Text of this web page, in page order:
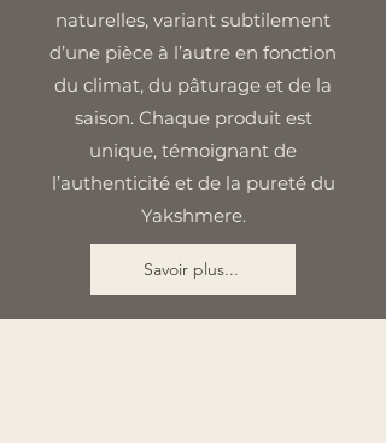
naturelles, variant subtilement
d’une pièce à l’autre en fonction
du climat, du pâturage et de la
saison. Chaque produit est
unique, témoignant de
l’authenticité et de la pureté du
Yakshmere.
Savoir plus...